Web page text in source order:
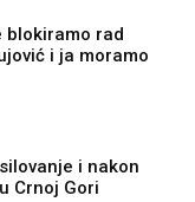
blokiramo rad
i ja moramo
i nakon
Crnoj Gori